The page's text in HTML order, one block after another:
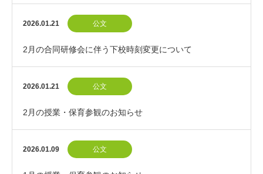
2026.01.21 公文
2月の合同研修会に伴う下校時刻変更について
2026.01.21 公文
2月の授業・保育参観のお知らせ
2026.01.09 公文